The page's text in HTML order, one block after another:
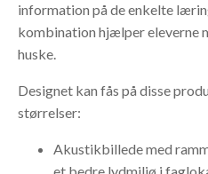
information på de enkelte
kombination hjælper eleverne
huske.
Designet kan fås på disse
størrelser:
Akustikbillede med